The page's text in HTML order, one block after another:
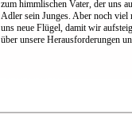
zum himmlischen Vater, der uns
Adler sein Junges. Aber noch viel
uns neue Flügel, damit wir
über unsere Herausforderungen